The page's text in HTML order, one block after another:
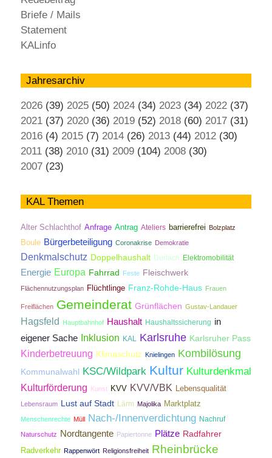
Briefe / Mails
Statement
KALinfo
Jahresarchiv
2026 (39) 2025 (50) 2024 (34) 2023 (34) 2022 (37)
2021 (37) 2020 (36) 2019 (52) 2018 (60) 2017 (31)
2016 (4) 2015 (7) 2014 (26) 2013 (44) 2012 (30)
2011 (38) 2010 (31) 2009 (104) 2008 (30)
2007 (23)
KAL Themen
Alter Schlachthof Anfrage Antrag Ateliers barrierefrei Bolzplatz
Boule Bürgerbeteiligung Coronakrise Demokratie
Denkmalschutz Doppelhaushalt Durlach Elektromobilität
Energie Europa Fahrrad Feste Fleischwerk
Flächennutzungsplan Flüchtlinge Franz-Rohde-Haus Frauen
Freiflächen Gemeinderat Grünflächen Gustav-Landauer
Hagsfeld Hauptbahnhof Haushalt Haushaltssicherung in
eigener Sache Inklusion KAL Karlsruhe Karlsruher Pass
Kinderbetreuung Klimaschutz Knielingen Kombilösung
Kommunalwahl KSC/Wildpark Kultur Kulturdenkmal
Kulturförderung Kunst KVV KVV/VBK Lebensqualität
Lebensraum Lust auf Stadt Lärm Majolika Marktplatz
Menschenrechte Müll Nach-/Innenverdichtung Nachruf
Naturschutz Nordtangente Papiertonne Plätze Radfahrer
Radverkehr Rappenwört Religionsfreiheit Rheinbrücke